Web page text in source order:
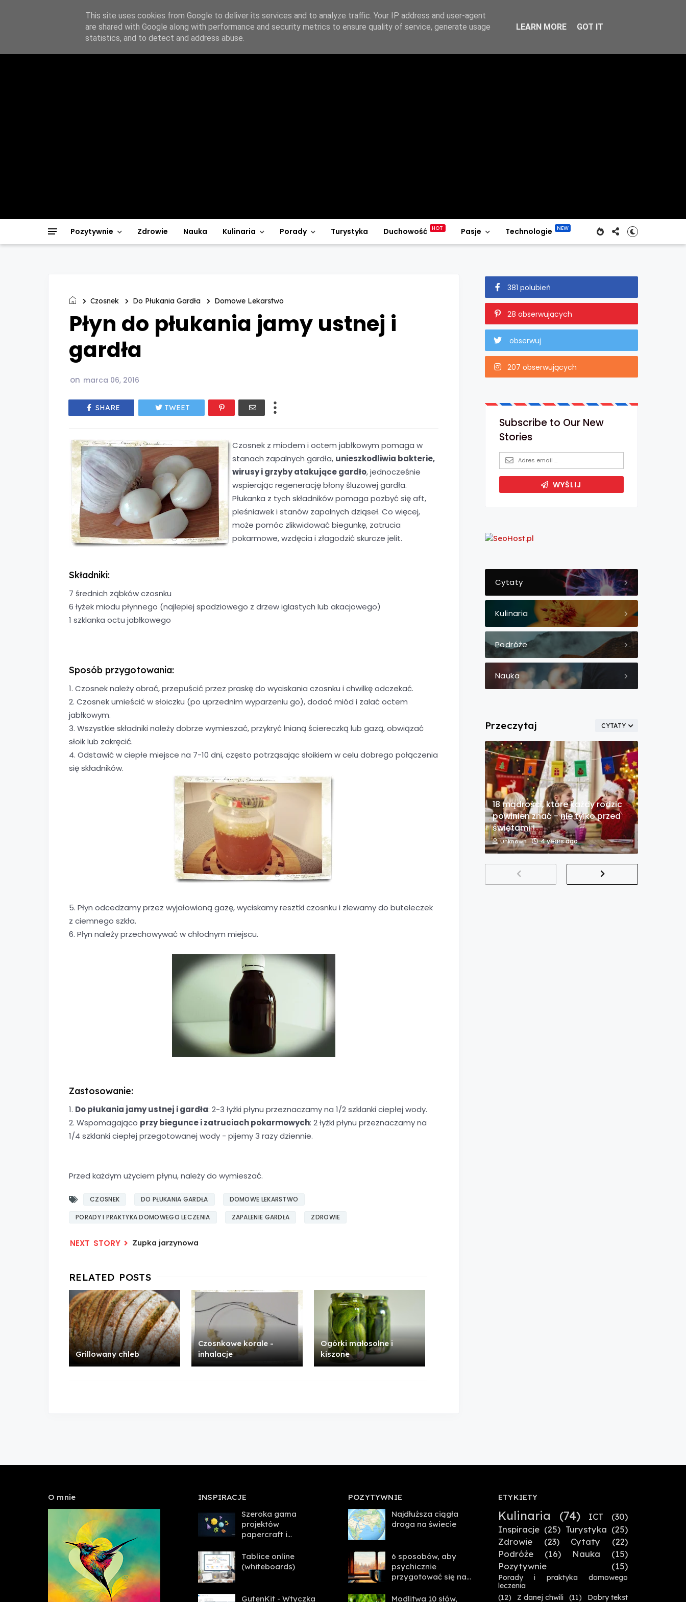
Z notatnika O MNIE PODAJ DALEJ ŹRÓDŁA KONTAKT
Pozytywnie Zdrowie Nauka Kulinaria Porady Turystyka Duchowość Pasje Technologie
Czosnek Do Płukania Gardła Domowe Lekarstwo
Płyn do płukania jamy ustnej i
gardła
on marca 06, 2016
SHARE TWEET
Czosnek z miodem i octem jabłkowym pomaga w
stanach zapalnych gardła, unieszkodliwia bakterie,
wirusy i grzyby atakujące gardło, jednocześnie
wspierając regenerację błony śluzowej gardła.
Płukanka z tych składników pomaga pozbyć się aft,
pleśniawek i stanów zapalnych dziąseł. Co więcej,
może pomóc zlikwidować biegunkę, zatrucia
pokarmowe, wzdęcia i złagodzić skurcze jelit.
Składniki:
7 średnich ząbków czosnku
6 łyżek miodu płynnego (najlepiej spadziowego z drzew iglastych lub akacjowego)
1 szklanka octu jabłkowego
Sposób przygotowania:
1. Czosnek należy obrać, przepuścić przez praskę do wyciskania czosnku i chwilkę odczekać.
2. Czosnek umieścić w słoiczku (po uprzednim wyparzeniu go), dodać miód i zalać octem
jabłkowym.
3. Wszystkie składniki należy dobrze wymieszać, przykryć lnianą ściereczką lub gazą, obwiązać
słoik lub zakręcić.
4. Odstawić w ciepłe miejsce na 7-10 dni, często potrząsając słoikiem w celu dobrego połączenia
się składników.
5. Płyn odcedzamy przez wyjałowioną gazę, wyciskamy resztki czosnku i zlewamy do buteleczek
z ciemnego szkła.
6. Płyn należy przechowywać w chłodnym miejscu.
Zastosowanie:
1. Do płukania jamy ustnej i gardła: 2-3 łyżki płynu przeznaczamy na 1/2 szklanki ciepłej wody.
2. Wspomagająco przy biegunce i zatruciach pokarmowych: 2 łyżki płynu przeznaczamy na
1/4 szklanki ciepłej przegotowanej wody - pijemy 3 razy dziennie.
Przed każdym użyciem płynu, należy do wymieszać.
CZOSNEK DO PŁUKANIA GARDŁA DOMOWE LEKARSTWO
PORADY I PRAKTYKA DOMOWEGO LECZENIA ZAPALENIE GARDŁA ZDROWIE
Zupka jarzynowa
Grillowany chleb
Czosnkowe korale -
inhalacje
Ogórki małosolne i
kiszone
381 polubień
28 obserwujących
obserwuj
207 obserwujących
Cytaty
Kulinaria
Podróże
Nauka
CYTATY
Przeczytaj
18 mądrości, które każdy rodzic
powinien znać - nie tylko przed
świętami !
Unknown 4 years ago
O mnie
INSPIRACJE
Szeroka gama
projektów
papercraft i
Tablice online
(whiteboards)
GutenKit - Wtyczka
POZYTYWNIE
Najdłuższa ciągła
droga na świecie
6 sposobów, aby
psychicznie
przygotować się na
tydzień
Modlitwa 10 słów,
ETYKIETY
Kulinaria (74) ICT
(30)
Inspiracje (25) Turystyka (25)
Zdrowie
(23) Cytaty
(22)
Podróże
(16) Nauka
(15)
Pozytywnie
(15)
Porady i praktyka domowego
leczenia
(12)
Z danej chwili (11) Dobry tekst
This site uses cookies from Google to deliver its services and to analyze traffic. Your IP address and user-agent
are shared with Google along with performance and security metrics to ensure quality of service, generate usage
statistics, and to detect and address abuse.
LEARN MORE GOT IT